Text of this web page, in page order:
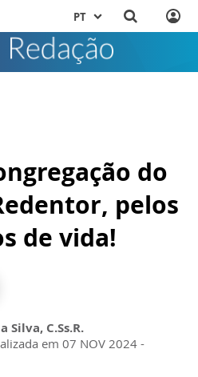
PT
do
pelos
de vida!
Silva, C.Ss.R.
em 07 NOV 2024 -